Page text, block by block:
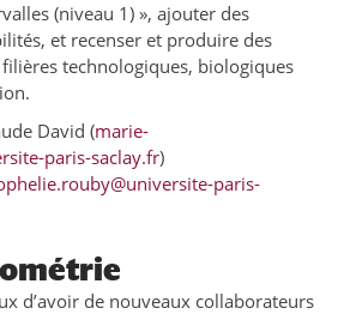
(niveau 1) », ajouter des
et recenser et produire des
technologiques, biologiques
David (marie-
paris-saclay.fr)
paris-
d’avoir de nouveaux collaborateurs